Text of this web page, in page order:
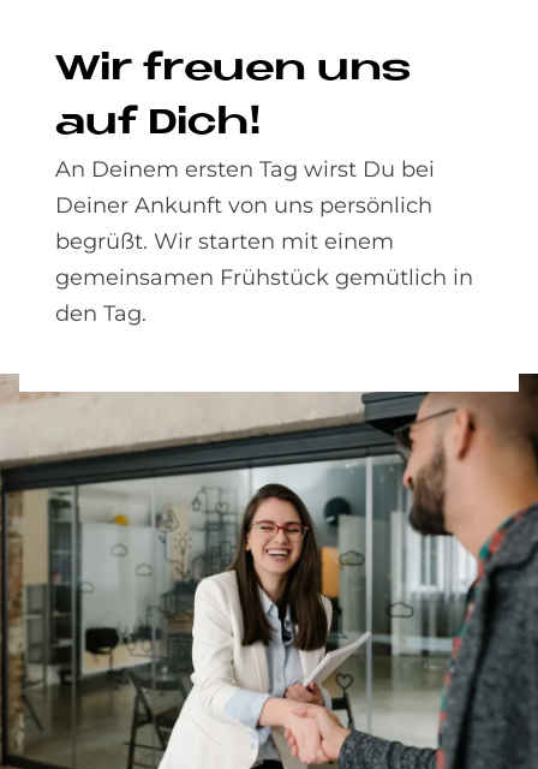
Wir freu­en uns
auf Dich!
An Deinem ersten Tag wirst Du bei
Deiner Ankunft von uns persönlich
begrüßt. Wir starten mit einem
gemeinsamen Frühstück gemütlich in
den Tag.